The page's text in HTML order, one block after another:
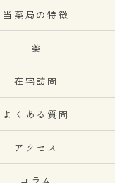
当薬局の特徴
薬
在宅訪問
よくある質問
アクセス